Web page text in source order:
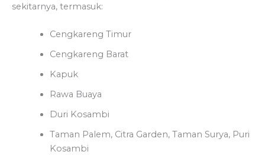
sekitarnya, termasuk:
Cengkareng Timur
Cengkareng Barat
Kapuk
Rawa Buaya
Duri Kosambi
Taman Palem, Citra Garden, Taman Surya, Puri
Kosambi